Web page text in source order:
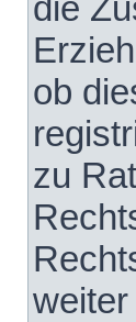
die
ob
zu